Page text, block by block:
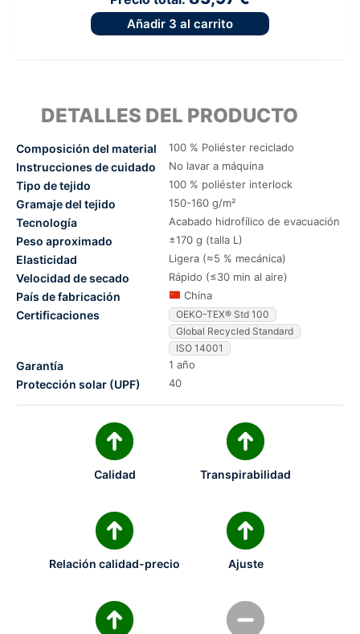
Añadir 3 al carrito
DETALLES DEL PRODUCTO
Composición del material 100 % Poliéster reciclado
Instrucciones de cuidado No lavar a máquina
Tipo de tejido 100 % poliéster interlock
Gramaje del tejido 150-160 g/m²
Tecnología Acabado hidrofílico de evacuación
Peso aproximado ±170 g (talla L)
Elasticidad Ligera (≈5 % mecánica)
Velocidad de secado Rápido (≤30 min al aire)
País de fabricación China
Certificaciones
OEKO-TEX® Std 100
Global Recycled Standard
ISO 14001
Garantía 1 año
Protección solar (UPF) 40
Calidad Transpirabilidad
Relación calidad-precio Ajuste